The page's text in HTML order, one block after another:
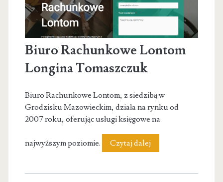
Biuro Rachunkowe Lontom
Longina Tomaszczuk
Biuro Rachunkowe Lontom, z siedzibą w
Grodzisku Mazowieckim, działa na rynku od
2007 roku, oferując usługi księgowe na
najwyższym poziomie. Czytaj dalejBiuro